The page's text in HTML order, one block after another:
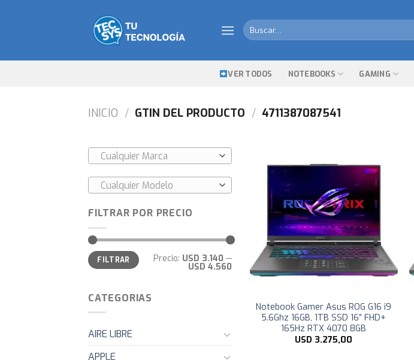
Buscar
por:
VER TODOS NOTEBOOKS GAMING
INICIO / GTIN DEL PRODUCTO / 4711387087541
Cualquier Marca
Cualquier Modelo
FILTRAR POR PRECIO
Precio
mínimo
Precio
máximo
FILTRAR Precio: USD 3.140 —
USD 4.560
CATEGORIAS
AIRE LIBRE
APPLE
Notebook Gamer Asus ROG G16 i9
5.6Ghz 16GB, 1TB SSD 16″ FHD+
165Hz RTX 4070 8GB
USD 3.275,00